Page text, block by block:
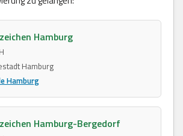
Hamburg
Hamburg
Hamburg
Hamburg-Bergedorf